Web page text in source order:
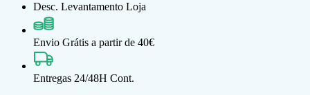
Desc. Levantamento Loja
Envio Grátis a partir de 40€
Entregas 24/48H Cont.